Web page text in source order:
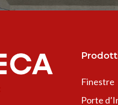
Finestre
Porte